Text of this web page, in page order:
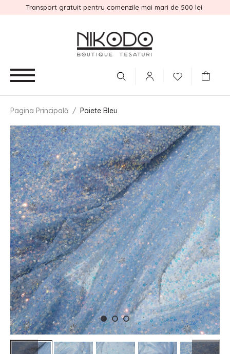
Transport gratuit pentru comenzile mai mari de 500 lei
Pagina Principală / Paiete Bleu